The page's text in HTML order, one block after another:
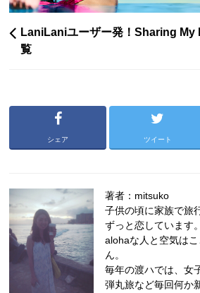
LaniLaniユーザー発！Sharing
覧
シェア ツイート
著者：mitsuko
子供の頃に家族で旅
ずっと恋しています。
alohaな人と空気は
ん。
毎年の渡ハでは、女
弾丸旅など毎回何か